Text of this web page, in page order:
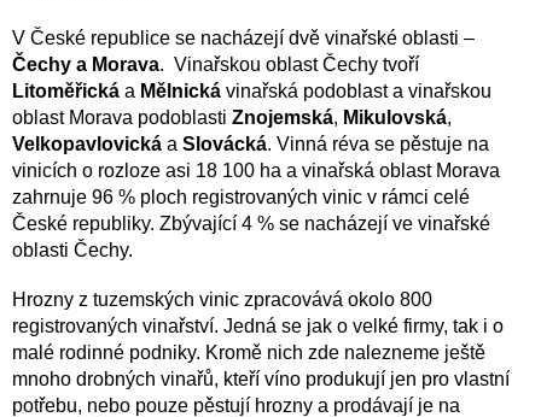
V České republice se nacházejí dvě vinařské oblasti –
Čechy a Morava. Vinařskou oblast Čechy tvoří
Litoměřická a Mělnická vinařská podoblast a vinařskou
oblast Morava podoblasti Znojemská, Mikulovská,
Velkopavlovická a Slovácká. Vinná réva se pěstuje na
vinicích o rozloze asi 18 100 ha a vinařská oblast Morava
zahrnuje 96 % ploch registrovaných vinic v rámci celé
České republiky. Zbývající 4 % se nacházejí ve vinařské
oblasti Čechy.
Hrozny z tuzemských vinic zpracovává okolo 800
registrovaných vinařství. Jedná se jak o velké firmy, tak i o
malé rodinné podniky. Kromě nich zde nalezneme ještě
mnoho drobných vinařů, kteří víno produkují jen pro vlastní
potřebu, nebo pouze pěstují hrozny a prodávají je na